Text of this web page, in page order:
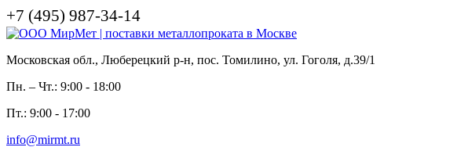
+7 (495) 987-34-14
Московская обл., Люберецкий р-н, пос. Томилино, ул. Гоголя, д.39/1
Пн. – Чт.: 9:00 - 18:00
Пт.: 9:00 - 17:00
info@mirmt.ru